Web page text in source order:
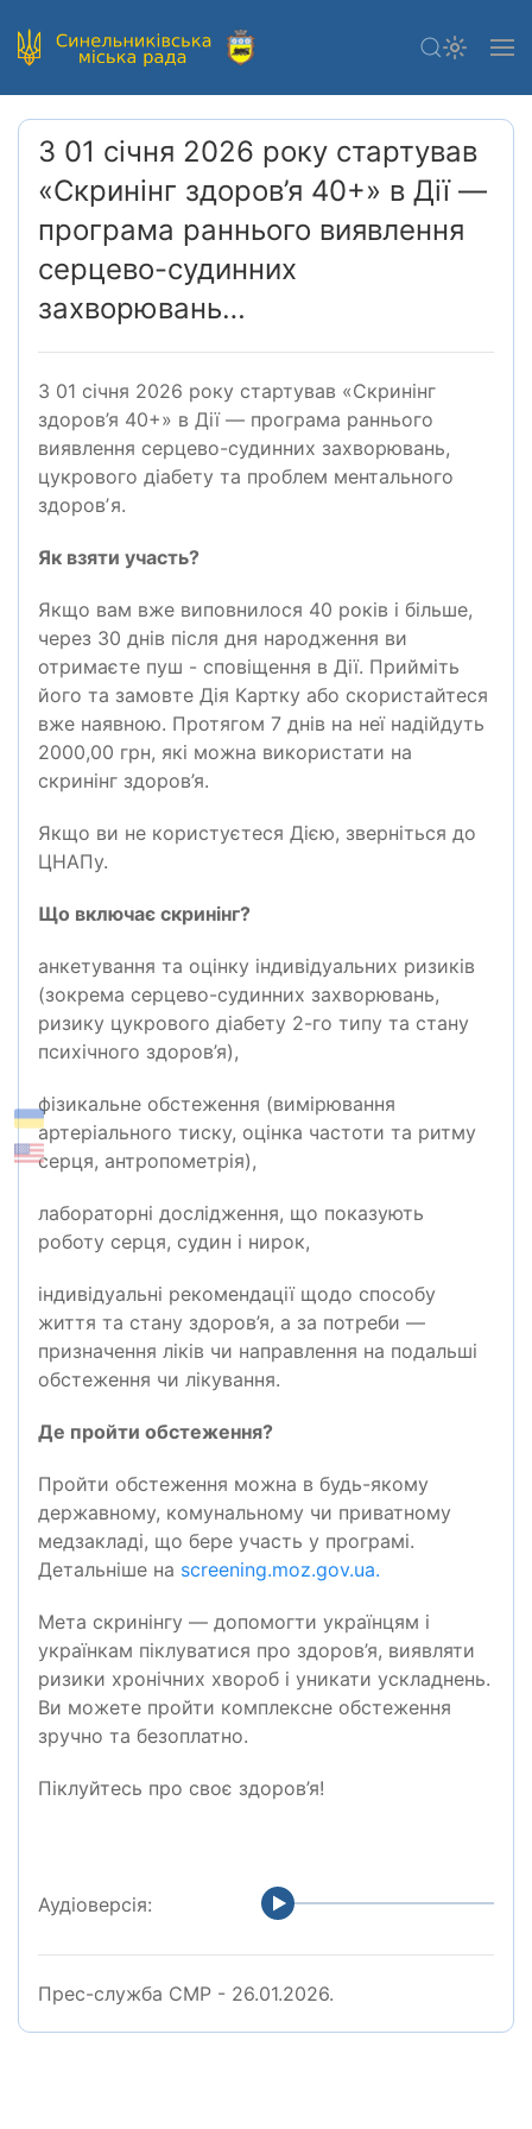
З 01 січня 2026 року стартував
«Скринінг здоров’я 40+» в Дії —
програма раннього виявлення
серцево-судинних
захворювань…
З 01 січня 2026 року стартував «Скринінг
здоров’я 40+» в Дії — програма раннього
виявлення серцево-судинних захворювань,
цукрового діабету та проблем ментального
здоровʼя.
Як взяти участь?
Якщо вам вже виповнилося 40 років і більше,
через 30 днів після дня народження ви
отримаєте пуш - сповіщення в Дії. Прийміть
його та замовте Дія Картку або скористайтеся
вже наявною. Протягом 7 днів на неї надійдуть
2000,00 грн, які можна використати на
скринінг здоров’я.
Якщо ви не користуєтеся Дією, зверніться до
ЦНАПу.
Що включає скринінг?
анкетування та оцінку індивідуальних ризиків
(зокрема серцево-судинних захворювань,
ризику цукрового діабету 2-го типу та стану
психічного здоров’я),
фізикальне обстеження (вимірювання
артеріального тиску, оцінка частоти та ритму
серця, антропометрія),
лабораторні дослідження, що показують
роботу серця, судин і нирок,
індивідуальні рекомендації щодо способу
життя та стану здоров’я, а за потреби —
призначення ліків чи направлення на подальші
обстеження чи лікування.
Де пройти обстеження?
Пройти обстеження можна в будь-якому
державному, комунальному чи приватному
медзакладі, що бере участь у програмі.
Детальніше на screening.moz.gov.ua.
Мета скринінгу — допомогти українцям і
українкам піклуватися про здоров’я, виявляти
ризики хронічних хвороб і уникати ускладнень.
Ви можете пройти комплексне обстеження
зручно та безоплатно.
Піклуйтесь про своє здоров’я!
Аудіоверсія:
Прес-служба СМР - 26.01.2026.